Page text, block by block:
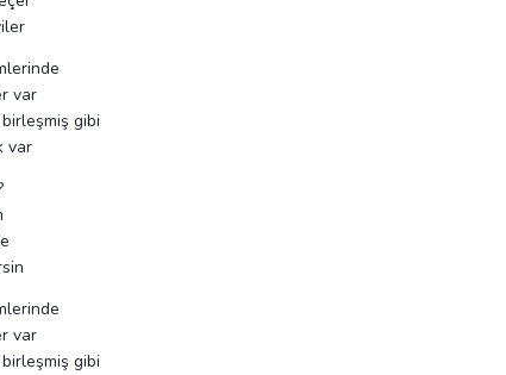
var
birleşmiş gibi
var
var
birleşmiş gibi